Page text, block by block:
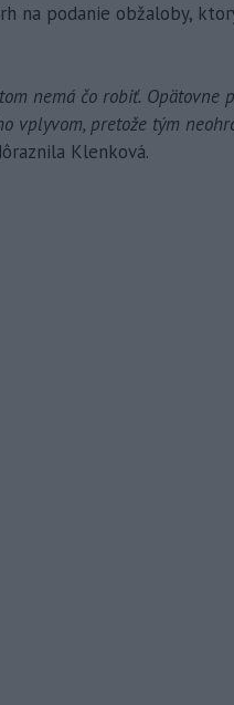
na podanie obžaloby,
nemá čo robiť. Opätovne
vplyvom, pretože tým
Klenková.